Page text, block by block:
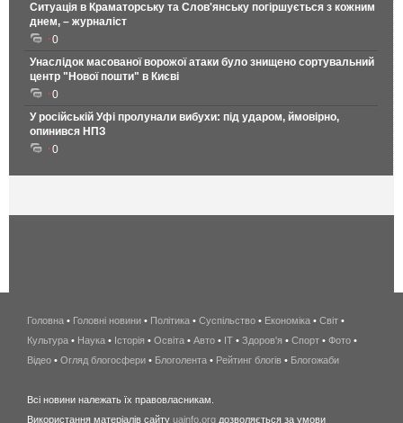
Ситуація в Краматорську та Слов'янську погіршується з кожним
днем, – журналіст
0
Унаслідок масованої ворожої атаки було знищено сортувальний
центр "Нової пошти" в Києві
0
У російській Уфі пролунали вибухи: під ударом, ймовірно,
опинився НПЗ
0
беспроводной
интернет
киев
wimax
Головна • Головні новини • Політика • Суспільство • Економіка • Світ •
Культура • Наука • Історія • Освіта • Авто • IT • Здоров'я • Спорт • Фото •
Відео • Огляд блогосфери • Блоголента • Рейтинг блогів • Блогожаби
Всі новини належать їх правовласникам.
Використання матеріалів сайту uainfo.org дозволяється за умови